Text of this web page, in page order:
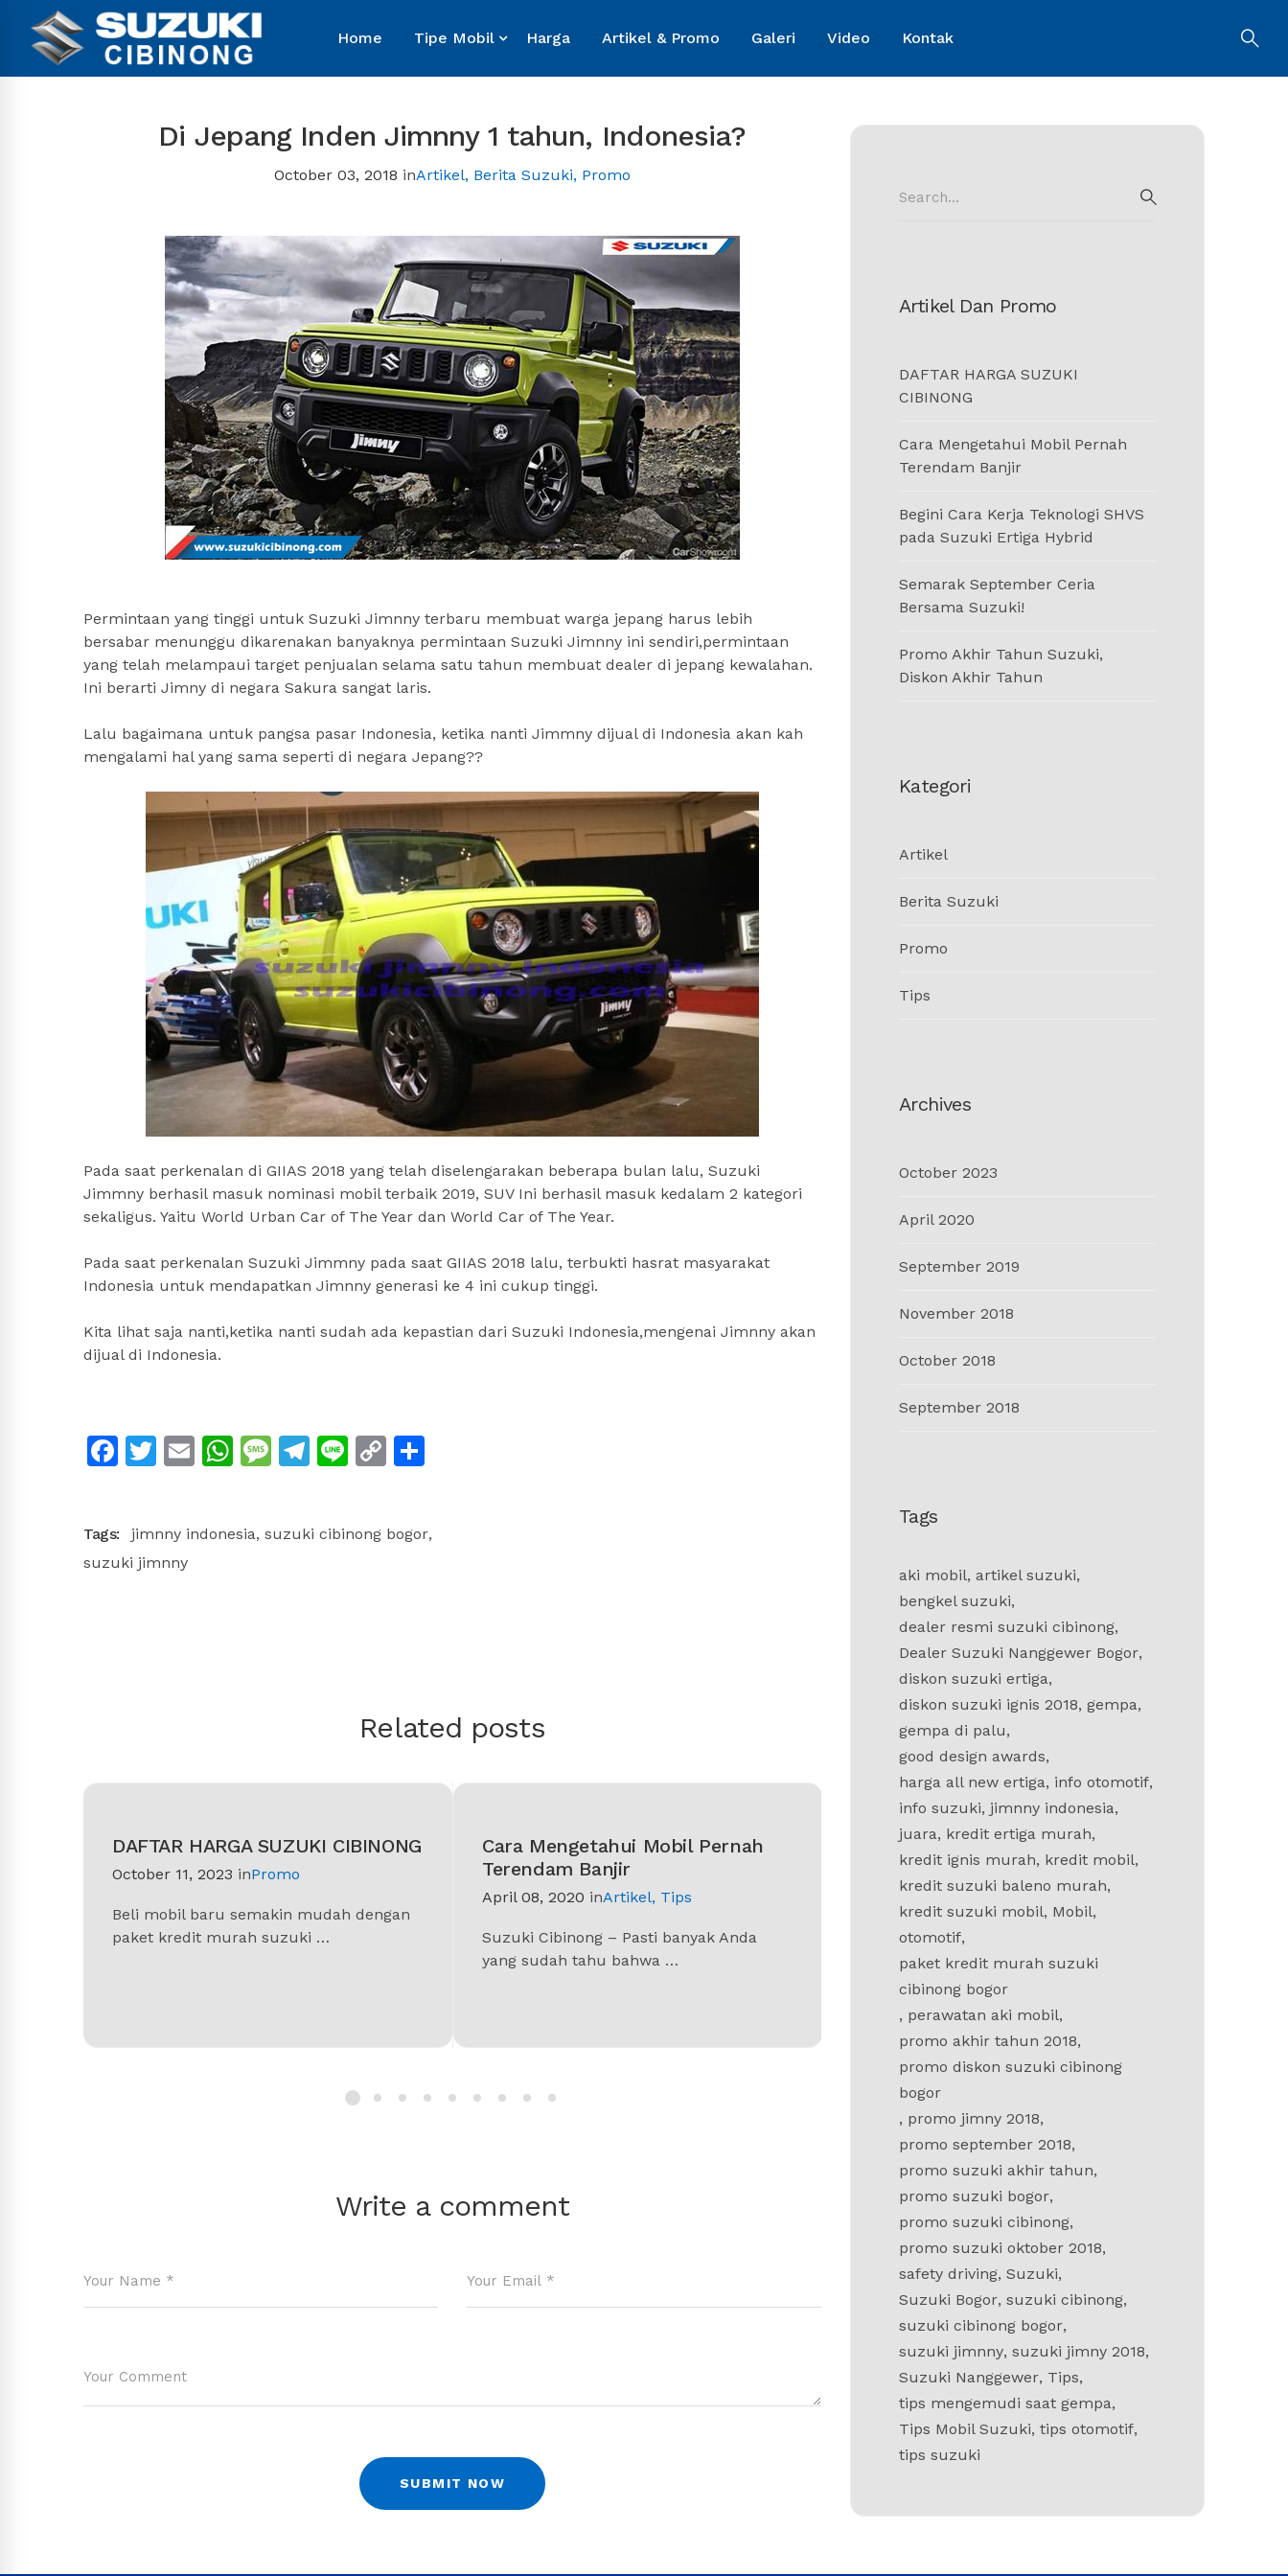
Home Tipe Mobil Harga Artikel & Promo Galeri Video Kontak
Di Jepang Inden Jimnny 1 tahun, Indonesia?
October 03, 2018 inArtikel, Berita Suzuki, Promo
Permintaan yang tinggi untuk Suzuki Jimnny terbaru membuat warga jepang harus lebih
bersabar menunggu dikarenakan banyaknya permintaan Suzuki Jimnny ini sendiri,permintaan
yang telah melampaui target penjualan selama satu tahun membuat dealer di jepang kewalahan.
Ini berarti Jimny di negara Sakura sangat laris.
Lalu bagaimana untuk pangsa pasar Indonesia, ketika nanti Jimmny dijual di Indonesia akan kah
mengalami hal yang sama seperti di negara Jepang??
Pada saat perkenalan di GIIAS 2018 yang telah diselengarakan beberapa bulan lalu, Suzuki
Jimmny berhasil masuk nominasi mobil terbaik 2019, SUV Ini berhasil masuk kedalam 2 kategori
sekaligus. Yaitu World Urban Car of The Year dan World Car of The Year.
Pada saat perkenalan Suzuki Jimmny pada saat GIIAS 2018 lalu, terbukti hasrat masyarakat
Indonesia untuk mendapatkan Jimnny generasi ke 4 ini cukup tinggi.
Kita lihat saja nanti,ketika nanti sudah ada kepastian dari Suzuki Indonesia,mengenai Jimnny akan
dijual di Indonesia.
Facebook
Twitter
EmailWhatsApp
Message
Telegram
LineCopy
Tags: jimnny indonesia, suzuki cibinong bogor,
suzuki jimnny
Related posts
DAFTAR HARGA SUZUKI CIBINONG
October 11, 2023 inPromo
Beli mobil baru semakin mudah dengan
paket kredit murah suzuki …
Cara Mengetahui Mobil Pernah
Terendam Banjir
April 08, 2020 inArtikel, Tips
Suzuki Cibinong – Pasti banyak Anda
yang sudah tahu bahwa …
Begini Cara Kerja Teknologi SHVS
pada Suzuki Ertiga Hybrid
September 17, 2019 inBerita Suzuki
Sistem kerja dari teknologi SHVS ternyata
cukup sederhana. OTOSIA.COM – Pada …
Write a comment
for:
Artikel Dan Promo
DAFTAR HARGA SUZUKI
CIBINONG
Cara Mengetahui Mobil Pernah
Terendam Banjir
Begini Cara Kerja Teknologi SHVS
pada Suzuki Ertiga Hybrid
Semarak September Ceria
Bersama Suzuki!
Promo Akhir Tahun Suzuki,
Diskon Akhir Tahun
Kategori
Artikel
Berita Suzuki
Promo
Tips
Archives
October 2023
April 2020
September 2019
November 2018
October 2018
September 2018
Tags
aki mobil, artikel suzuki,
bengkel suzuki,
dealer resmi suzuki cibinong,
Dealer Suzuki Nanggewer Bogor,
diskon suzuki ertiga,
diskon suzuki ignis 2018, gempa,
gempa di palu,
good design awards,
harga all new ertiga, info otomotif,
info suzuki, jimnny indonesia,
juara, kredit ertiga murah,
kredit ignis murah, kredit mobil,
kredit suzuki baleno murah,
kredit suzuki mobil, Mobil,
otomotif,
paket kredit murah suzuki
cibinong bogor
, perawatan aki mobil,
promo akhir tahun 2018,
promo diskon suzuki cibinong
bogor
, promo jimny 2018,
promo september 2018,
promo suzuki akhir tahun,
promo suzuki bogor,
promo suzuki cibinong,
promo suzuki oktober 2018,
safety driving, Suzuki,
Suzuki Bogor, suzuki cibinong,
suzuki cibinong bogor,
suzuki jimnny, suzuki jimny 2018,
Suzuki Nanggewer, Tips,
tips mengemudi saat gempa,
Tips Mobil Suzuki, tips otomotif,
tips suzuki